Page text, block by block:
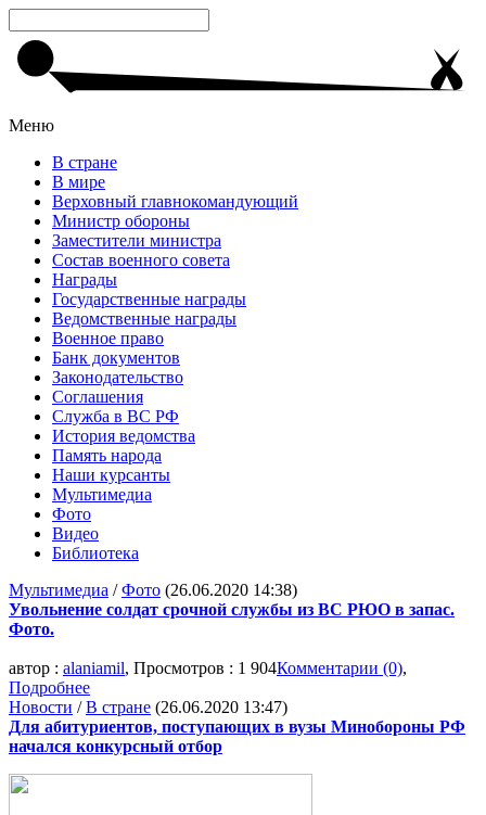
Меню
В стране
В мире
Верховный главнокомандующий
Министр обороны
Заместители министра
Состав военного совета
Награды
Государственные награды
Ведомственные награды
Военное право
Банк документов
Законодательство
Соглашения
Служба в ВС РФ
История ведомства
Память народа
Наши курсанты
Мультимедиа
Фото
Видео
Библиотека
Мультимедиа /Фото (26.06.2020 14:38)
Увольнение солдат срочной службы из ВС РЮО в запас.
Фото.
автор : alaniamil, Просмотров : 1 904Комментарии (0),
Подробнее
Новости /В стране (26.06.2020 13:47)
Для абитуриентов, поступающих в вузы Минобороны РФ
начался конкурсный отбор